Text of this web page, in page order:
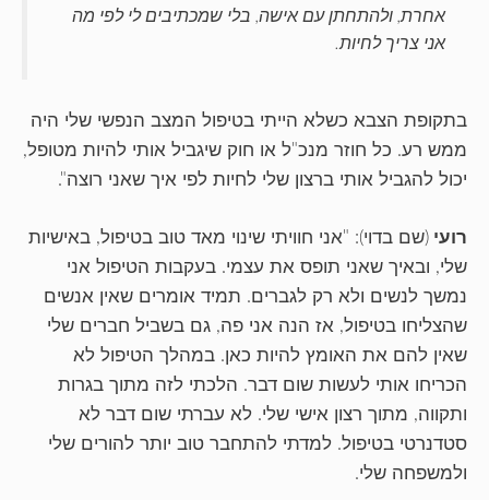
אחרת, ולהתחתן עם אישה, בלי שמכתיבים לי לפי מה
אני צריך לחיות.
בתקופת הצבא כשלא הייתי בטיפול המצב הנפשי שלי היה
ממש רע. כל חוזר מנכ"ל או חוק שיגביל אותי להיות מטופל,
יכול להגביל אותי ברצון שלי לחיות לפי איך שאני רוצה".
רועי (שם בדוי): "אני חוויתי שינוי מאד טוב בטיפול, באישיות
שלי, ובאיך שאני תופס את עצמי. בעקבות הטיפול אני
נמשך לנשים ולא רק לגברים. תמיד אומרים שאין אנשים
שהצליחו בטיפול, אז הנה אני פה, גם בשביל חברים שלי
שאין להם את האומץ להיות כאן. במהלך הטיפול לא
הכריחו אותי לעשות שום דבר. הלכתי לזה מתוך בגרות
ותקווה, מתוך רצון אישי שלי. לא עברתי שום דבר לא
סטדנרטי בטיפול. למדתי להתחבר טוב יותר להורים שלי
ולמשפחה שלי.